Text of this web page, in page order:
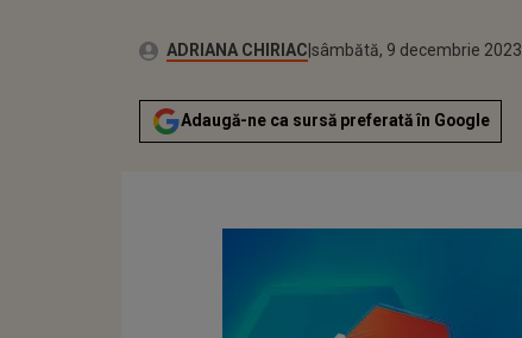
Autor:ADRIANA CHIRIACPublicat:
vineri, 9 decembrie 2022
Actualizat:
sâmbătă, 9 decembrie 2023
Adaugă-ne ca sursă preferată în Google